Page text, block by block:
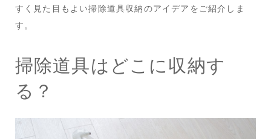
すく見た目もよい掃除道具収納のアイデアをご紹介しま
す。
掃除道具はどこに収納す
る？